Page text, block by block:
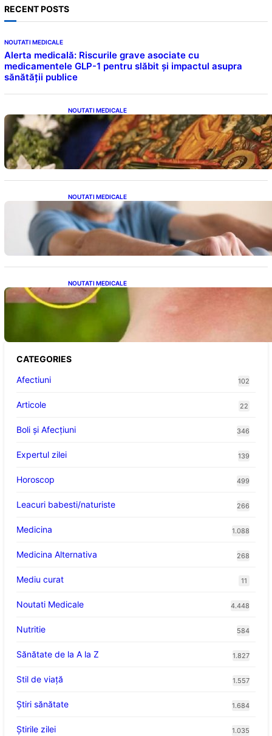
RECENT POSTS
NOUTATI MEDICALE
Alerta medicală: Riscurile grave asociate cu
medicamentele GLP-1 pentru slăbit și impactul asupra
sănătății publice
NOUTATI MEDICALE
Postul Adormirii Maicii Domnului: Tradiții,
Superstiții și Implicații Spiritualitate în 2026
NOUTATI MEDICALE
Îmbunătățirea sănătății cardiovasculare:
Patru exerciții simple pentru reducerea
tensiunii arteriale la domiciliu
NOUTATI MEDICALE
Cum bacteriile pielii influențează atracția
țânțarilor: O nouă viziune asupra alegerii
CATEGORIES
Afectiuni
102
Articole 22
Boli și Afecțiuni 346
Expertul zilei 139
Horoscop 499
Leacuri babesti/naturiste 266
Medicina 1.088
Medicina Alternativa 268
Mediu curat 11
Noutati Medicale 4.448
Nutritie 584
Sănătate de la A la Z 1.827
Stil de viaţă 1.557
Ştiri sănătate 1.684
Știrile zilei 1.035